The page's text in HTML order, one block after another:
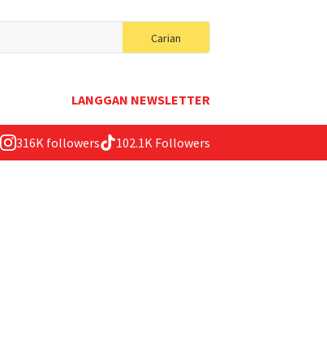
Carian
for:
LANGGAN NEWSLETTER
316K followers 102.1K Followers